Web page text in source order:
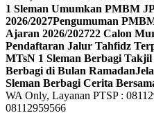
1 Sleman Umumkan PMBM
2026/2027Pengumuman
Ajaran 2026/202722 Calon
Pendaftaran Jalur Tahfidz
MTsN 1 Sleman Berbagi
Berbagi di Bulan Ramadan
Sleman Berbagi Cerita
WA Only, Layanan PTSP :
08112959566